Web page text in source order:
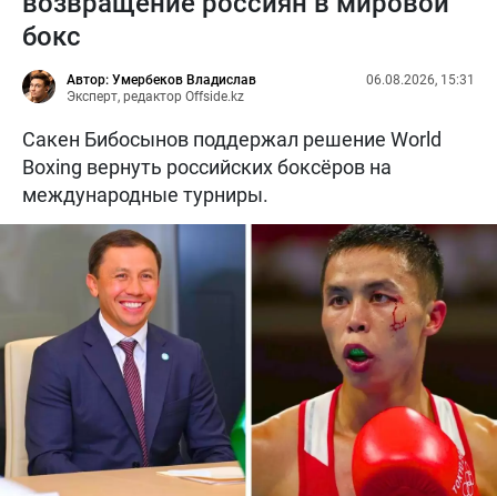
бокс
Автор: Умербеков Владислав
Эксперт, редактор Offside.kz
06.08.2026, 15:31
Сакен Бибосынов поддержал решение World
Boxing вернуть российских боксёров на
международные турниры.